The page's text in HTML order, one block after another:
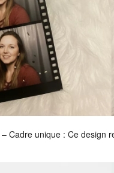
– Cadre unique : Ce design